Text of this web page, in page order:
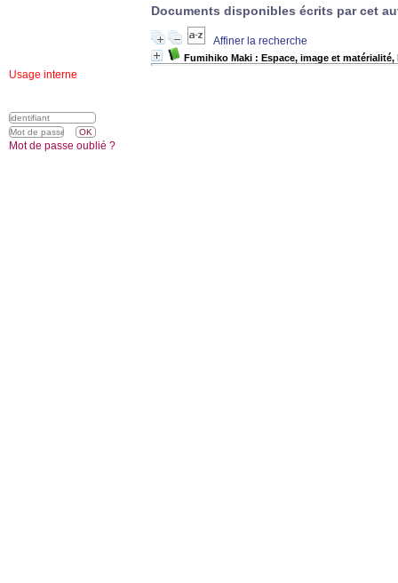
Documents disponibles écrits par cet
Affiner la recherche
Fumihiko Maki : Espace, image et
Usage interne
Mot de passe oublié ?